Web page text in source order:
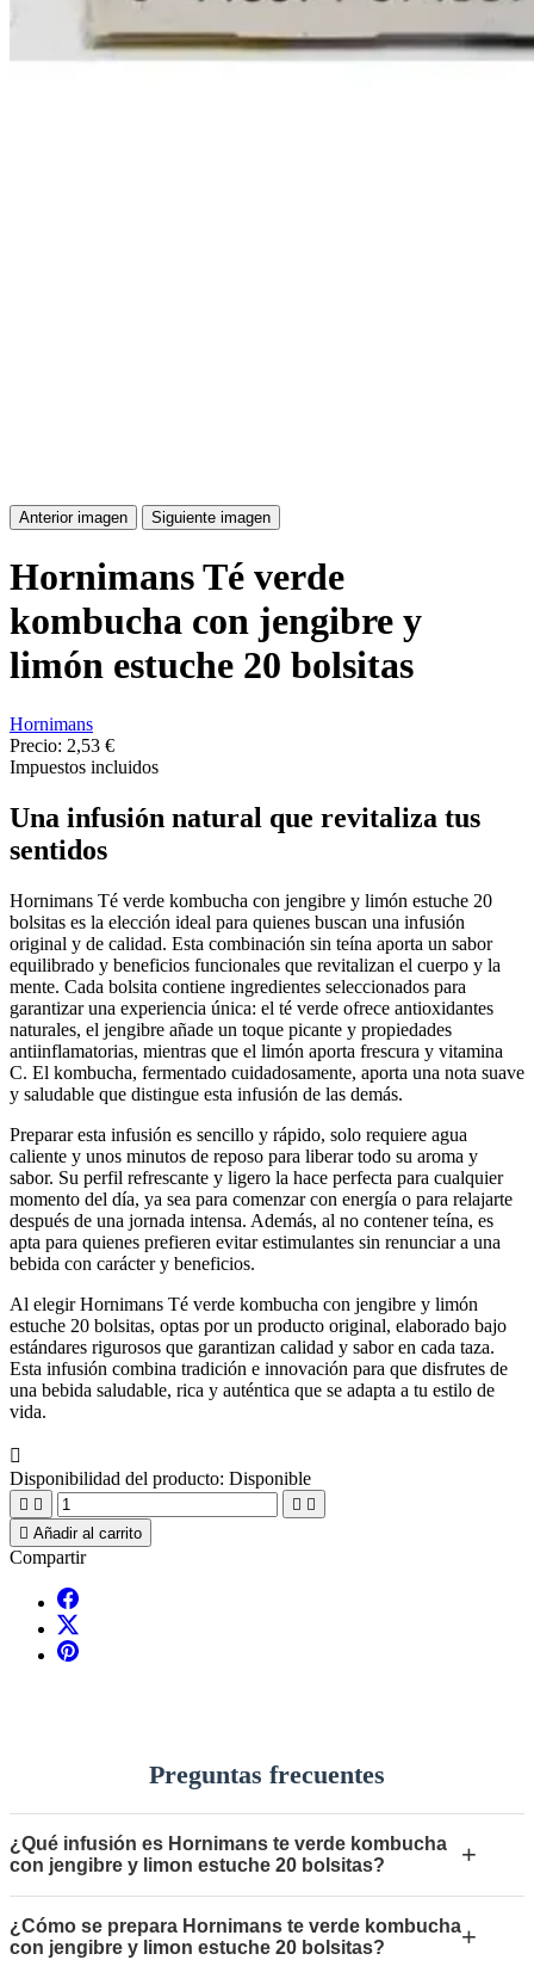
Anterior imagen Siguiente imagen
Hornimans Té verde
kombucha con jengibre y
limón estuche 20 bolsitas
Hornimans
Precio: 2,53 €
Impuestos incluidos
Una infusión natural que revitaliza tus
sentidos
Hornimans Té verde kombucha con jengibre y limón estuche 20
bolsitas es la elección ideal para quienes buscan una infusión
original y de calidad. Esta combinación sin teína aporta un sabor
equilibrado y beneficios funcionales que revitalizan el cuerpo y la
mente. Cada bolsita contiene ingredientes seleccionados para
garantizar una experiencia única: el té verde ofrece antioxidantes
naturales, el jengibre añade un toque picante y propiedades
antiinflamatorias, mientras que el limón aporta frescura y vitamina
C. El kombucha, fermentado cuidadosamente, aporta una nota suave
y saludable que distingue esta infusión de las demás.
Preparar esta infusión es sencillo y rápido, solo requiere agua
caliente y unos minutos de reposo para liberar todo su aroma y
sabor. Su perfil refrescante y ligero la hace perfecta para cualquier
momento del día, ya sea para comenzar con energía o para relajarte
después de una jornada intensa. Además, al no contener teína, es
apta para quienes prefieren evitar estimulantes sin renunciar a una
bebida con carácter y beneficios.
Al elegir Hornimans Té verde kombucha con jengibre y limón
estuche 20 bolsitas, optas por un producto original, elaborado bajo
estándares rigurosos que garantizan calidad y sabor en cada taza.
Esta infusión combina tradición e innovación para que disfrutes de
una bebida saludable, rica y auténtica que se adapta a tu estilo de
vida.

Disponibilidad del producto: Disponible
   
 Añadir al carrito
Compartir
Preguntas frecuentes
¿Qué infusión es Hornimans te verde kombucha
con jengibre y limon estuche 20 bolsitas?
+
¿Cómo se prepara Hornimans te verde kombucha
con jengibre y limon estuche 20 bolsitas?
+